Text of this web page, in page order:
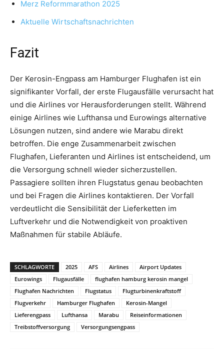
Merz Reformmarathon 2025
Aktuelle Wirtschaftsnachrichten
Fazit
Der Kerosin-Engpass am Hamburger Flughafen ist ein
signifikanter Vorfall, der erste Flugausfälle verursacht hat
und die Airlines vor Herausforderungen stellt. Während
einige Airlines wie Lufthansa und Eurowings alternative
Lösungen nutzen, sind andere wie Marabu direkt
betroffen. Die enge Zusammenarbeit zwischen
Flughafen, Lieferanten und Airlines ist entscheidend, um
die Versorgung schnell wieder sicherzustellen.
Passagiere sollten ihren Flugstatus genau beobachten
und bei Fragen die Airlines kontaktieren. Der Vorfall
verdeutlicht die Sensibilität der Lieferketten im
Luftverkehr und die Notwendigkeit von proaktiven
Maßnahmen für stabile Abläufe.
SCHLAGWORTE 2025 AFS Airlines
Airport Updates
Eurowings
Flugausfälle
flughafen hamburg kerosin mangel
Flughafen Nachrichten
Flugstatus
Flugturbinenkraftstoff
Flugverkehr
Hamburger Flughafen
Kerosin-Mangel
Lieferengpass
Lufthansa Marabu
Reiseinformationen
Treibstoffversorgung
Versorgungsengpass